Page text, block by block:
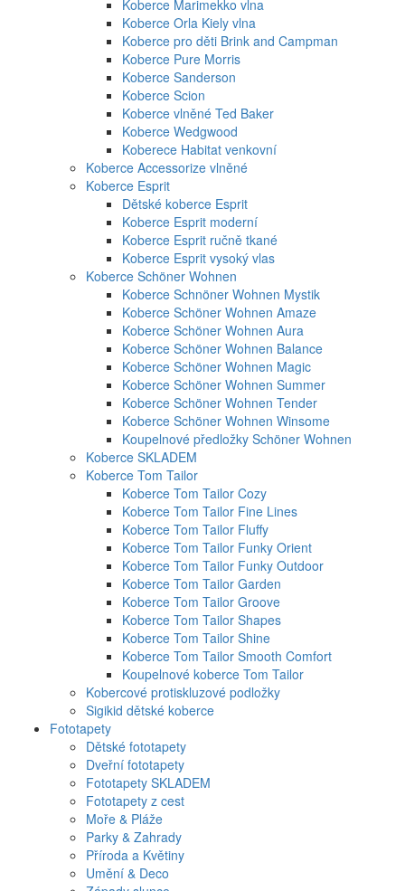
Koberce Marimekko vlna
Koberce Orla Kiely vlna
Koberce pro děti Brink and Campman
Koberce Pure Morris
Koberce Sanderson
Koberce Scion
Koberce vlněné Ted Baker
Koberce Wedgwood
Koberece Habitat venkovní
Koberce Accessorize vlněné
Koberce Esprit
Dětské koberce Esprit
Koberce Esprit moderní
Koberce Esprit ručně tkané
Koberce Esprit vysoký vlas
Koberce Schöner Wohnen
Koberce Schnöner Wohnen Mystik
Koberce Schöner Wohnen Amaze
Koberce Schöner Wohnen Aura
Koberce Schöner Wohnen Balance
Koberce Schöner Wohnen Magic
Koberce Schöner Wohnen Summer
Koberce Schöner Wohnen Tender
Koberce Schöner Wohnen Winsome
Koupelnové předložky Schöner Wohnen
Koberce SKLADEM
Koberce Tom Tailor
Koberce Tom Tailor Cozy
Koberce Tom Tailor Fine Lines
Koberce Tom Tailor Fluffy
Koberce Tom Tailor Funky Orient
Koberce Tom Tailor Funky Outdoor
Koberce Tom Tailor Garden
Koberce Tom Tailor Groove
Koberce Tom Tailor Shapes
Koberce Tom Tailor Shine
Koberce Tom Tailor Smooth Comfort
Koupelnové koberce Tom Tailor
Kobercové protiskluzové podložky
Sigikid dětské koberce
Fototapety
Dětské fototapety
Dveřní fototapety
Fototapety SKLADEM
Fototapety z cest
Moře & Pláže
Parky & Zahrady
Příroda a Květiny
Umění & Deco